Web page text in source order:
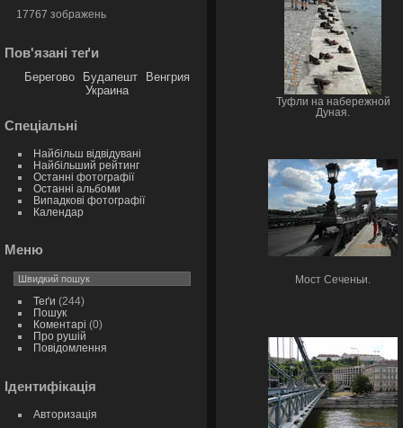
17767 зображень
Пов'язані теґи
Берегово Будапешт
Венгрия
Украина
Спеціальні
Найбільш відвідувані
Найбільший рейтинг
Останні фотографії
Останні альбоми
Випадкові фотографії
Календар
Меню
Теґи (244)
Пошук
Коментарі (0)
Про рушій
Повідомлення
Ідентифікація
Авторизація
Туфли на набережной
Дуная.
Мост Сеченьи.